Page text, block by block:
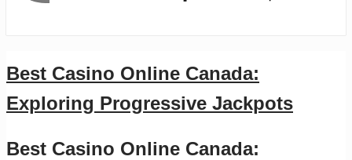
Best Casino Online Canada:
Exploring Progressive Jackpots
Best Casino Online Canada: